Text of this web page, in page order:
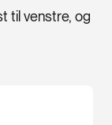
til venstre, og